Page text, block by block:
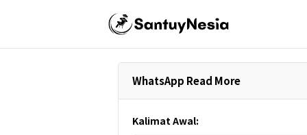
WhatsApp Read More
Kalimat Awal: